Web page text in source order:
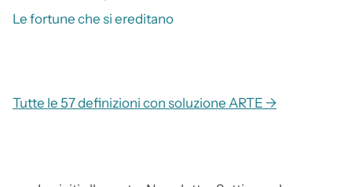
Le fortune che si ereditano
Tutte le 57 definizioni con soluzione ARTE →